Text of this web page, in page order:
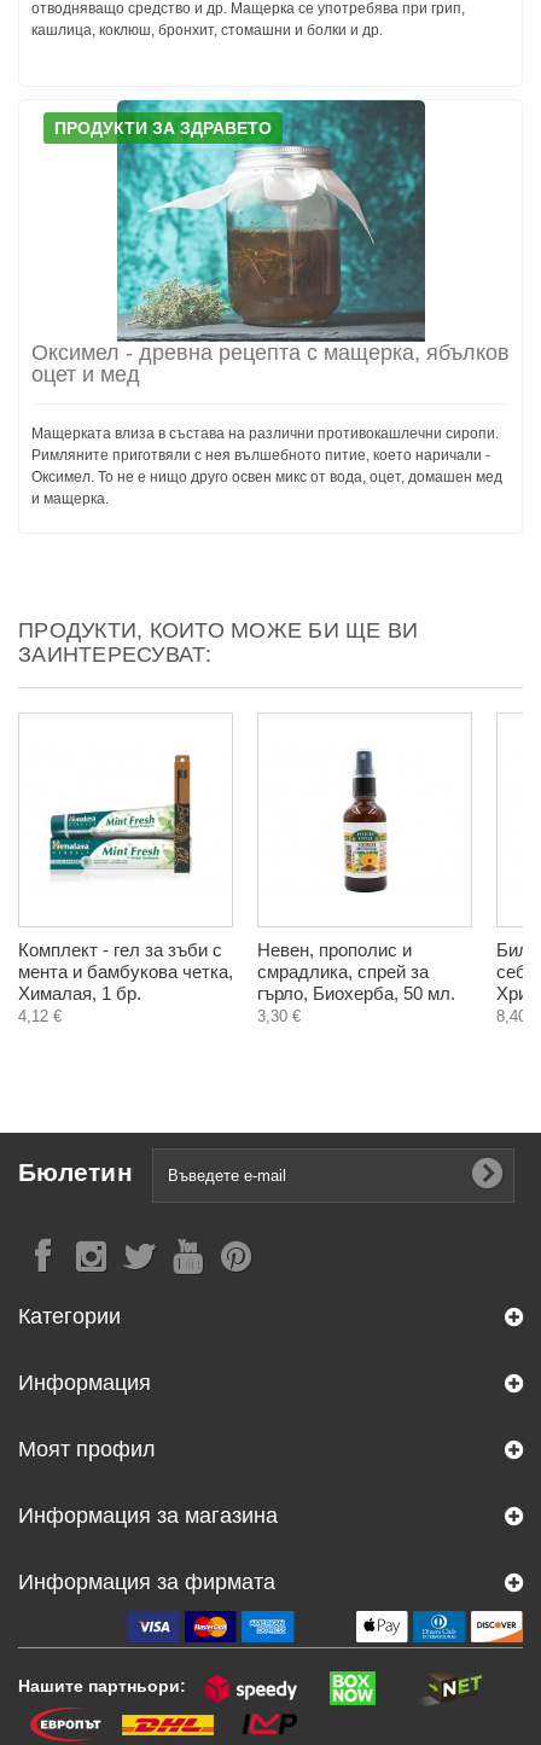
отводняващо средство и др. Мащерка се употребява при грип,
кашлица, коклюш, бронхит, стомашни и болки и др.
ПРОДУКТИ ЗА ЗДРАВЕТО
Оксимел - древна рецепта с мащерка, ябълков
оцет и мед
Мащерката влиза в състава на различни противокашлечни сиропи.
Римляните приготвяли с нея вълшебното питие, което наричали -
Оксимел. То не е нищо друго освен микс от вода, оцет, домашен мед
и мащерка.
ПРОДУКТИ, КОИТО МОЖЕ БИ ЩЕ ВИ
ЗАИНТЕРЕСУВАТ:
Комплект - гел за зъби с
мента и бамбукова четка,
Хималая, 1 бр.
4,12 €
Невен, прополис и
смрадлика, спрей за
гърло, Биохерба, 50 мл.
3,30 € 8,40 €
Бюлетин
Категории
Информация
Моят профил
Информация за магазина
Информация за фирмата
Нашите партньори: